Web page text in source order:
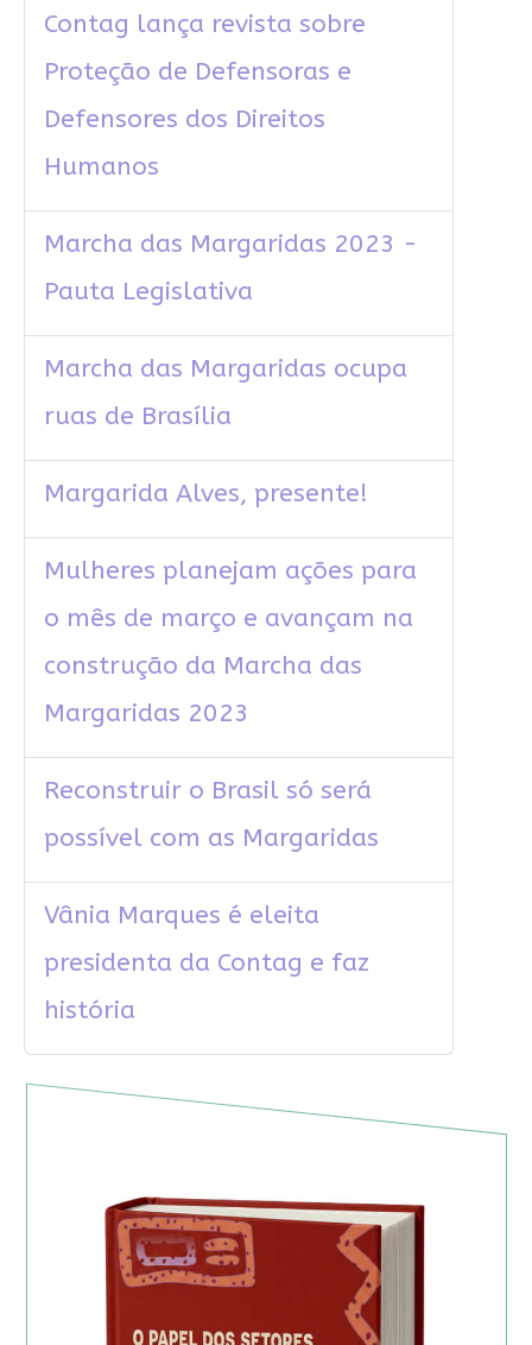
Contag lança revista sobre
Proteção de Defensoras e
Defensores dos Direitos
Humanos
Marcha das Margaridas 2023 -
Pauta Legislativa
Marcha das Margaridas ocupa
ruas de Brasília
Margarida Alves, presente!
Mulheres planejam ações para
o mês de março e avançam na
construção da Marcha das
Margaridas 2023
Reconstruir o Brasil só será
possível com as Margaridas
Vânia Marques é eleita
presidenta da Contag e faz
história